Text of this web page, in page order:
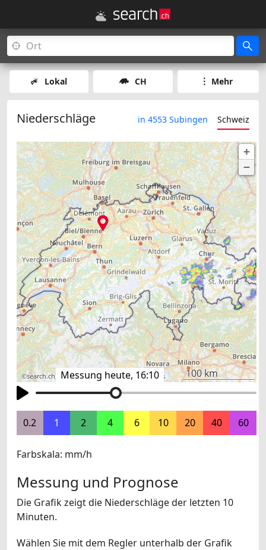
Lokal CH Mehr
Niederschläge in 4553 Subingen Schweiz
Messung heute, 16:10
+
−
©search.ch, swisstopo ,OpenStreetMap,others 100 km
0.2 1 2 4 6 10 20 40 60
Farbskala: mm/h
Messung und Prognose
Die Grafik zeigt die Niederschläge der letzten 10
Minuten.
Wählen Sie mit dem Regler unterhalb der Grafik